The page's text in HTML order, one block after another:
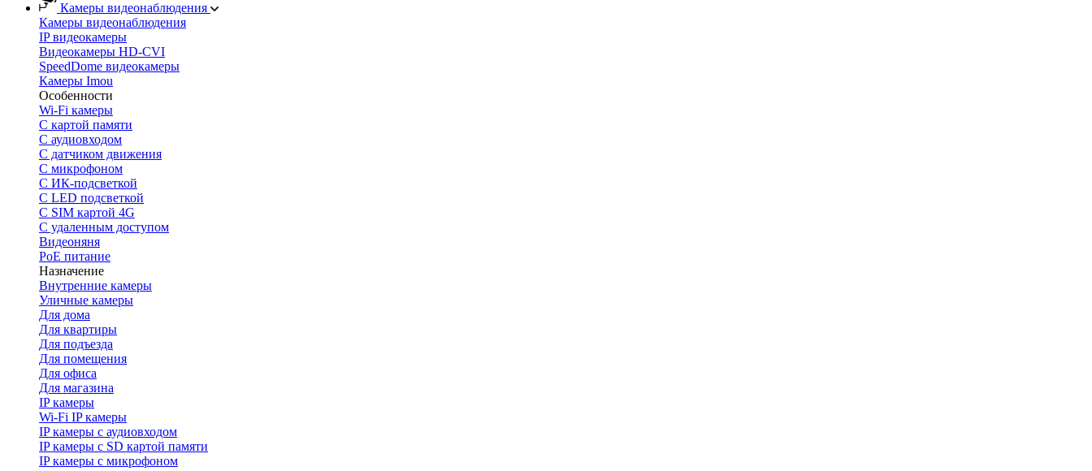
Камеры видеонаблюдения
Камеры видеонаблюдения
IP видеокамеры
Видеокамеры HD-CVI
SpeedDome видеокамеры
Камеры Imou
Особенности
Wi-Fi камеры
С картой памяти
С аудиовходом
С датчиком движения
С микрофоном
С ИК-подсветкой
С LED подсветкой
C SIM картой 4G
C удаленным доступом
Видеоняня
PoE питание
Назначение
Внутренние камеры
Уличные камеры
Для дома
Для квартиры
Для подъезда
Для помещения
Для офиса
Для магазина
IP камеры
Wi-Fi IP камеры
IP камеры с аудиовходом
IP камеры с SD картой памяти
IP камеры с микрофоном